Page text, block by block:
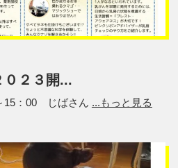
０２３開...
15：00 じばさん ...もっと見る